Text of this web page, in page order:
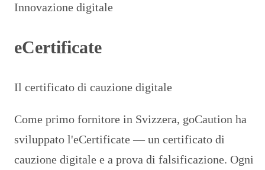
Innovazione digitale
eCertificate
Il certificato di cauzione digitale
Come primo fornitore in Svizzera, goCaution ha
sviluppato l'eCertificate — un certificato di
cauzione digitale e a prova di falsificazione. Ogni